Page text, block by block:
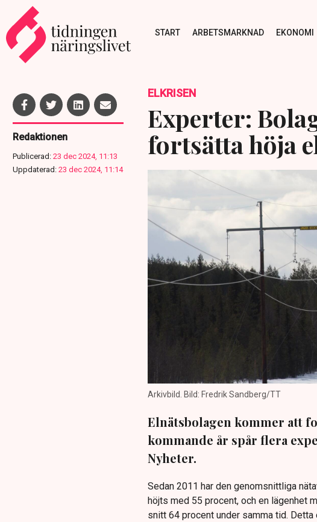
START ARBETSMARKNAD EKONOMI
Redaktionen
Publicerad: 23 dec 2024, 11:13
Uppdaterad: 23 dec 2024, 11:14
ELKRISEN
Experter:
fortsätta höja
Arkivbild. Bild: Fredrik Sandberg/TT
Elnätsbolagen kommer att
kommande år spår flera
Nyheter.
Sedan 2011 har den genomsnittliga
höjts med 55 procent, och en lägenhet
snitt 64 procent under samma tid.